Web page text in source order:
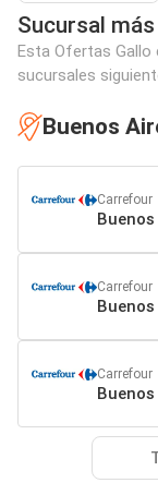
Sucursal
Esta Ofertas Gallo
sucursales
Buenos
Carrefour
Carrefour
Carrefour